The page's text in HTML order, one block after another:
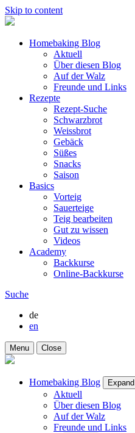
Skip to content
Homebaking Blog
Aktuell
Über diesen Blog
Auf der Walz
Freunde und Links
Rezepte
Rezept-Suche
Schwarzbrot
Weissbrot
Gebäck
Süßes
Snacks
Saison
Basics
Vorteig
Sauerteige
Teig bearbeiten
Gut zu wissen
Videos
Academy
Backkurse
Online-Backkurse
Suche
de
en
Menu Close
Homebaking Blog Expand
Aktuell
Über diesen Blog
Auf der Walz
Freunde und Links